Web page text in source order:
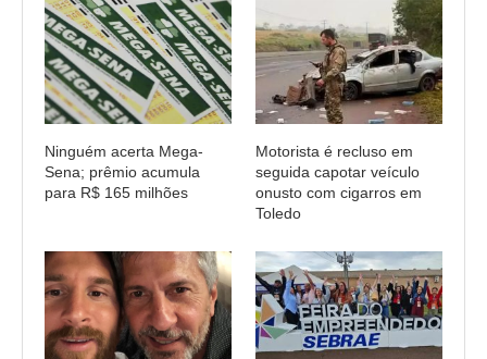
Ninguém acerta Mega-
Sena; prêmio acumula
para R$ 165 milhões
Motorista é recluso em
seguida capotar veículo
onusto com cigarros em
Toledo